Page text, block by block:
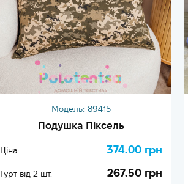
Модель: 89415
Подушка Піксель
Ціна: 374.00 грн
Гурт від 2 шт. 267.50 грн